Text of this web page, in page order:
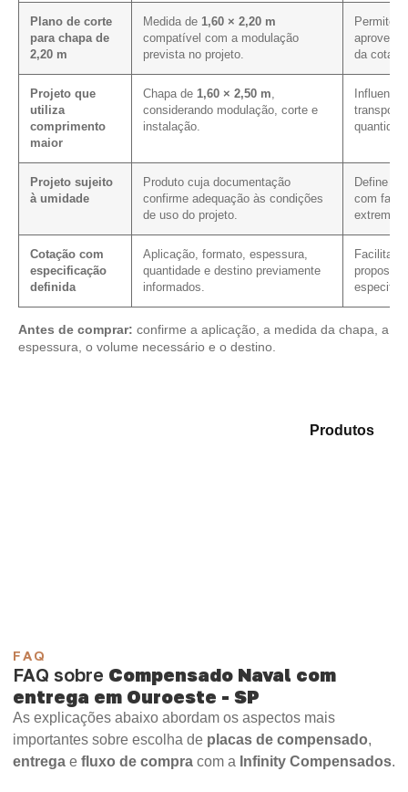
Plano de corte
para chapa de
2,20 m
Medida de 1,60 × 2,20 m
compatível com a modulação
prevista no projeto.
Permite
da
Projeto que
utiliza
comprimento
maior
Chapa de 1,60 × 2,50 m
considerando modulação, corte e
instalação.
Projeto sujeito
à umidade
Produto cuja documentação
confirme adequação às condições
de uso do projeto.
Define
com
Cotação com
especificação
definida
Aplicação, formato, espessura,
quantidade e destino previamente
informados.
Facilita a
Antes de comprar: confirme a aplicação, a medida da chapa, a
espessura, o volume necessário e o destino.
Produtos
FAQ
FAQ sobre Compensado Naval com
entrega em Ouroeste - SP
As explicações abaixo abordam os aspectos mais
importantes sobre escolha de placas de compensado,
entrega e fluxo de compra com a Infinity Compensados.